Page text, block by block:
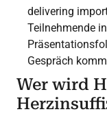
delivering
Teilnehmende
Gespräch
Wer wird